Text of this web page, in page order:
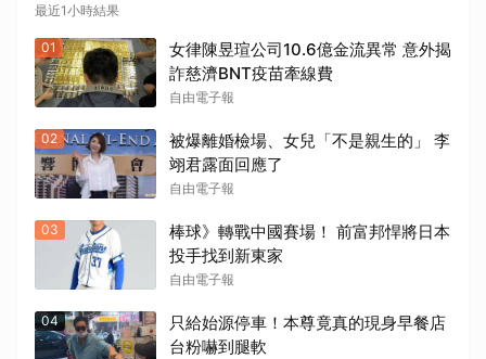
最近1小時結果
01
女律陳昱瑄公司10.6億金流異常 意外揭
詐慈濟BNT疫苗牽線費
自由電子報
02
被爆離婚檢場、女兒「不是親生的」 李
翊君露面回應了
自由電子報
03
棒球》轉戰中國賽場！ 前富邦悍將日本
投手找到新東家
自由電子報
04
只給始源停車！本尊竟真的現身早餐店
台粉嚇到腿軟